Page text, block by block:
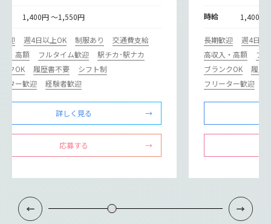
1,400円 ～1,550円
迎 週4日以上OK 制服あり
交通費支給
・高額
フルタイム歓迎
駅チカ･駅ナカ
クOK
履歴書不要
シフト制
ター歓迎
経験者歓迎
詳しく見る
応募する
時給 1,400円
長期歓迎
週4日以
高収入・高額
フ
ブランクOK
履歴
フリーター歓迎